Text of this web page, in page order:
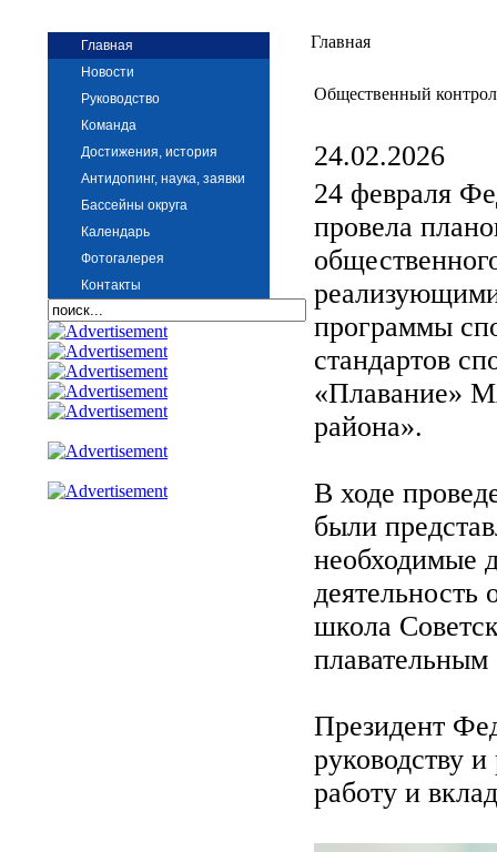
Главная
Новости
Руководство
Команда
Достижения, история
Антидопинг, наука, заявки
Бассейны округа
Календарь
Фотогалерея
Контакты
Главная
Общественный
24.02.2026
24 февраля
провела
программы
стандартов
«Плавание»
района».
В ходе
были
необходимые
школа
Президент
руководству
работу и